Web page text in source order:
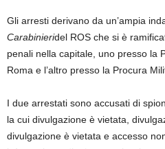
Gli arresti derivano da un’ampia
Carabinieridel ROS che si è
penali nella capitale, uno presso la
Roma e l’altro presso la Procura
I due arrestati sono accusati di
la cui divulgazione è vietata,
divulgazione è vietata e accesso